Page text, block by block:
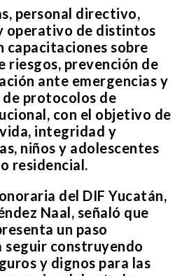
personal directivo,
operativo de distintos
capacitaciones sobre
riesgos, prevención de
ante emergencias y
protocolos de
con el objetivo de
integridad y
niños y adolescentes
residencial.
del DIF Yucatán,
Naal, señaló que
un paso
construyendo
y dignos para las